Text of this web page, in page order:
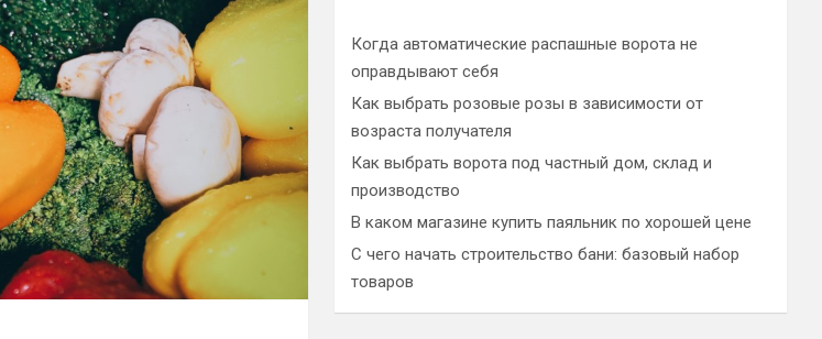
Когда автоматические распашные ворота не
оправдывают себя
Как выбрать розовые розы в зависимости от
возраста получателя
Как выбрать ворота под частный дом, склад и
производство
В каком магазине купить паяльник по хорошей цене
С чего начать строительство бани: базовый набор
товаров